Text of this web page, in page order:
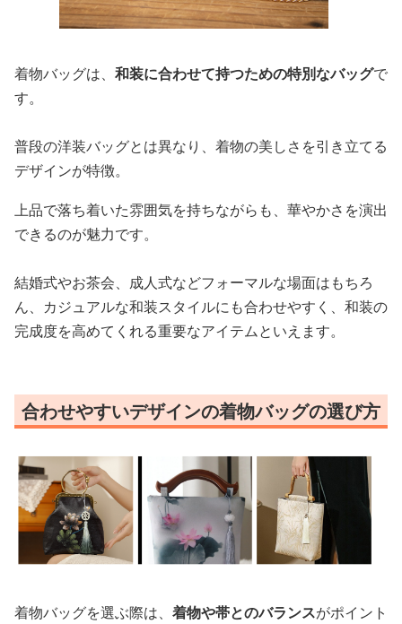
着物バッグは、 和装に合わせて持つための特別なバッグで
す。
普段の洋装バッグとは異なり、着物の美しさを引き立てる
デザインが特徴。
上品で落ち着いた雰囲気を持ちながらも、華やかさを演出
できるのが魅力です。
結婚式やお茶会、成人式などフォーマルな場面はもちろ
ん、カジュアルな和装スタイルにも合わせやすく、和装の
完成度を高めてくれる重要なアイテムといえます。
合わせやすいデザインの着物バッグの選び方
着物バッグを選ぶ際は、 着物や帯とのバランスがポイント